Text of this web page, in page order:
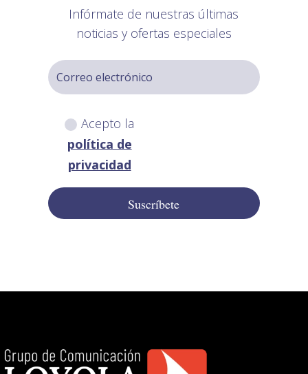
Infórmate de nuestras últimas
noticias y ofertas especiales
Acepto la
política de
privacidad
Suscríbete